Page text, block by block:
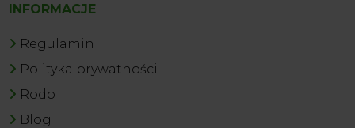
INFORMACJE
Regulamin
Polityka prywatności
Rodo
Blog